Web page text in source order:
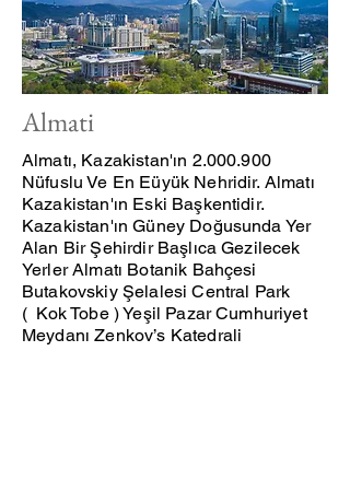
Almati
Almatı, Kazakistan'ın 2.000.900
Nüfuslu Ve En Eüyük Nehridir. Almatı
Kazakistan'ın Eski Başkentidir.
Kazakistan'ın Güney Doğusunda Yer
Alan Bir Şehirdir Başlıca Gezilecek
Yerler Almatı Botanik Bahçesi
Butakovskiy Şelalesi Central Park
( Kok Tobe ) Yeşil Pazar Cumhuriyet
Meydanı Zenkov’s Katedrali